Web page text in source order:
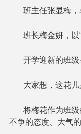
班主任张显梅，
班长梅金妍，以
开学迎新的班级
大家想，这花
将梅花作为班级
不争的态度、大气